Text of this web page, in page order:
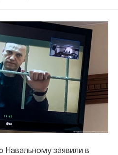
Навальному заявили в